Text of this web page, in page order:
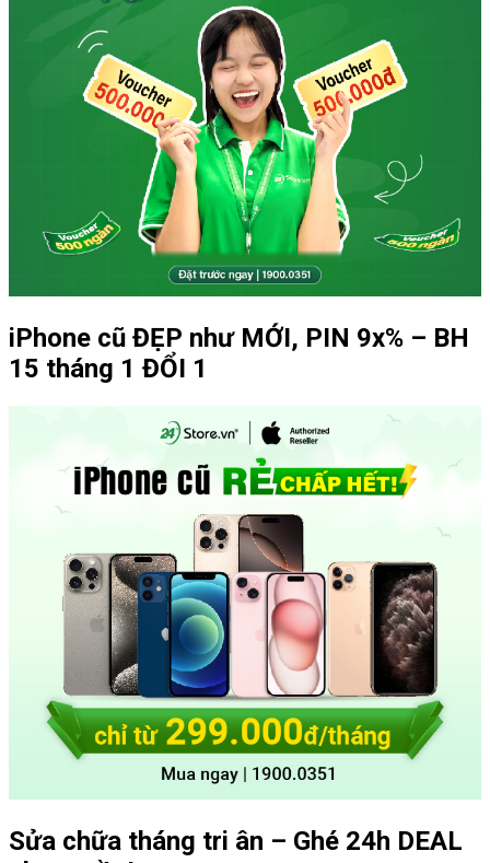
iPhone cũ ĐẸP như MỚI, PIN 9x% – BH
15 tháng 1 ĐỔI 1
Sửa chữa tháng tri ân – Ghé 24h DEAL